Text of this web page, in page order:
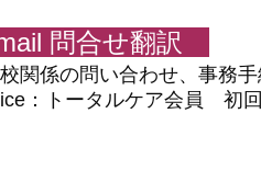
問合せ翻訳
関係の問い合わせ、事務
：トータルケア会員